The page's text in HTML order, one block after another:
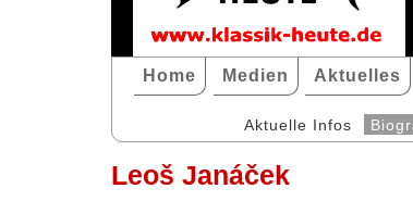
Home Medien Aktuelles
Aktuelle Infos
Leoš Janáček